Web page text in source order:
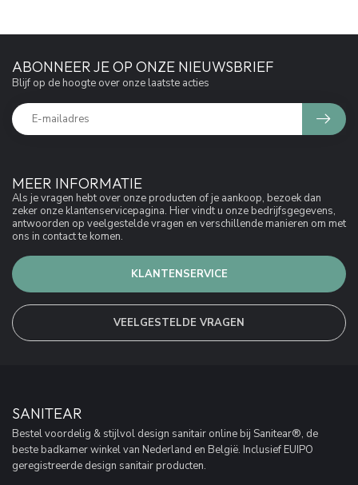
MEER INFORMATIE
Als je vragen hebt over onze producten of je aankoop, bezoek dan
zeker onze klantenservicepagina. Hier vindt u onze bedrijfsgegevens,
antwoorden op veelgestelde vragen en verschillende manieren om met
ons in contact te komen.
KLANTENSERVICE
VEELGESTELDE VRAGEN
ABONNEER JE OP ONZE NIEUWSBRIEF
Blijf op de hoogte over onze laatste acties
SANITEAR
Bestel voordelig & stijlvol design sanitair online bij Sanitear®, de
beste badkamer winkel van Nederland en België. Inclusief EUIPO
geregistreerde design sanitair producten.